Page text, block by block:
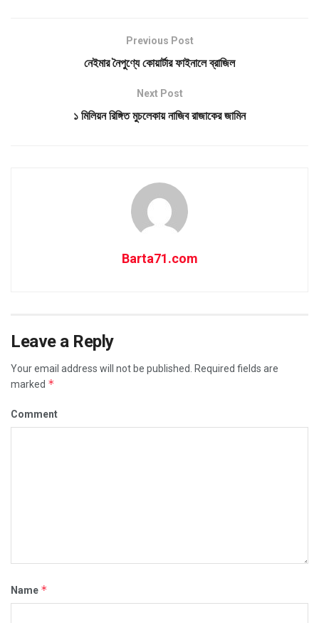
Previous Post
নেইমার নৈপুণ্যে কোয়ার্টার ফাইনালে ব্রাজিল
Next Post
১ মিলিয়ন রিঙ্গিত মুচলেকায় নাজিব রাজাকের জামিন
Barta71.com
Leave a Reply
Your email address will not be published.
Required fields are
marked *
Comment
Name *